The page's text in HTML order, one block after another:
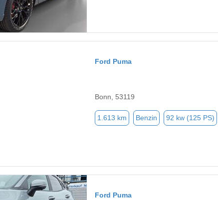
Ford Puma
Bonn, 53119
1.613 km Benzin 92 kw (125 PS)
Ford Puma